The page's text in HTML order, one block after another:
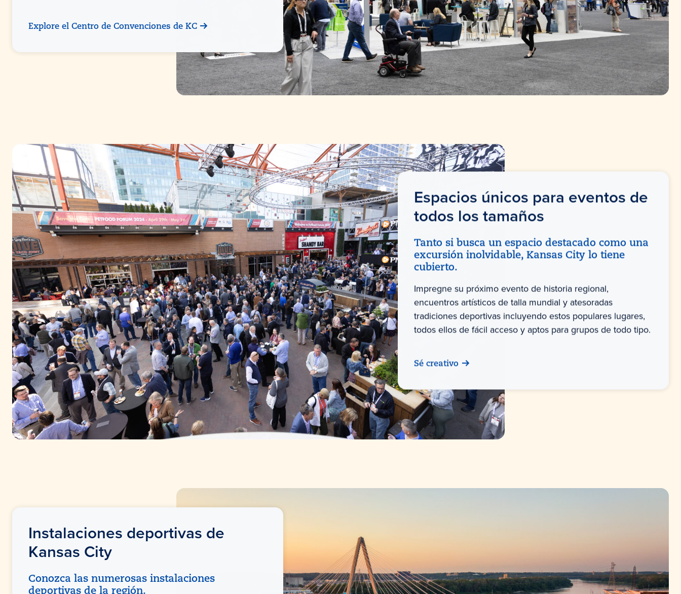
Explore el Centro de Convenciones de KC
Espacios únicos para eventos de
todos los tamaños
Tanto si busca un espacio destacado como una
excursión inolvidable, Kansas City lo tiene
cubierto.
Impregne su próximo evento de historia regional,
encuentros artísticos de talla mundial y atesoradas
tradiciones deportivas incluyendo estos populares lugares,
todos ellos de fácil acceso y aptos para grupos de todo tipo.
Sé creativo
Instalaciones deportivas de
Kansas City
Conozca las numerosas instalaciones
deportivas de la región.